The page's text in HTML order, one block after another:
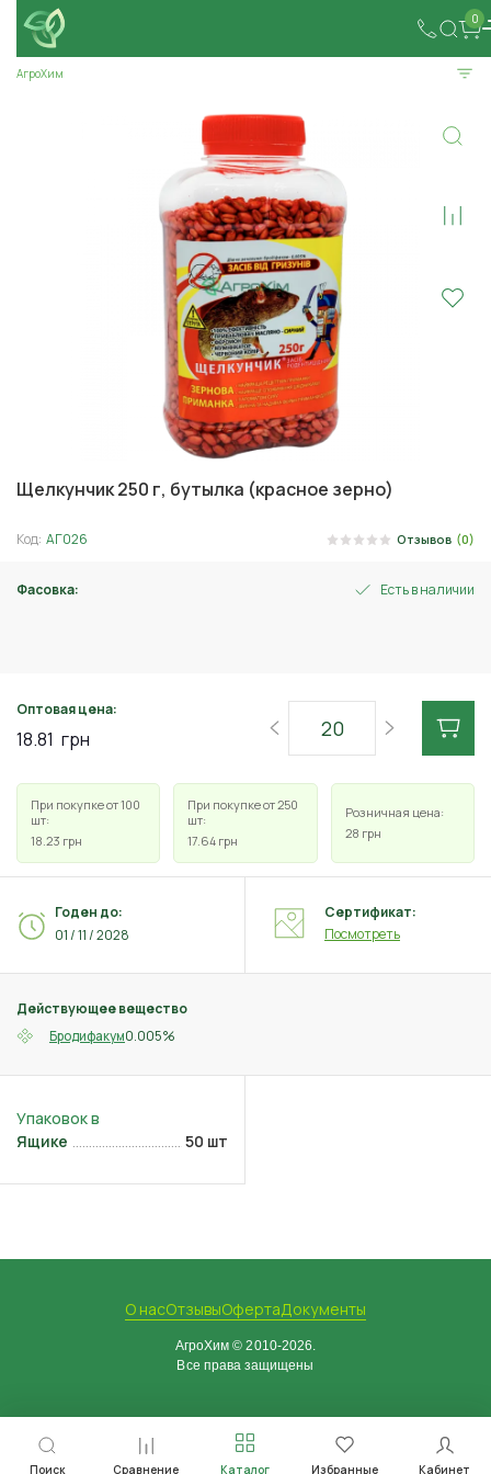
0
Поиск Сравнение Каталог Избранные Кабинет
АгроХим
Щелкунчик 250 г, бутылка (красное зерно)
Код: АГ026 Отзывов (0)
Фасовка: Есть в наличии
Оптовая цена:
18.81 грн
При покупке от 100
шт:
18.23 грн
При покупке от 250
шт:
17.64 грн
Розничная цена:
28 грн
Действующее вещество
Бродифакум0.005%
Годен до:
01 / 11 / 2028
Сертификат:
Посмотреть
Ящике 50 шт
О насОтзывыОфертаДокументы
АгроХим © 2010-2026.
Все права защищены